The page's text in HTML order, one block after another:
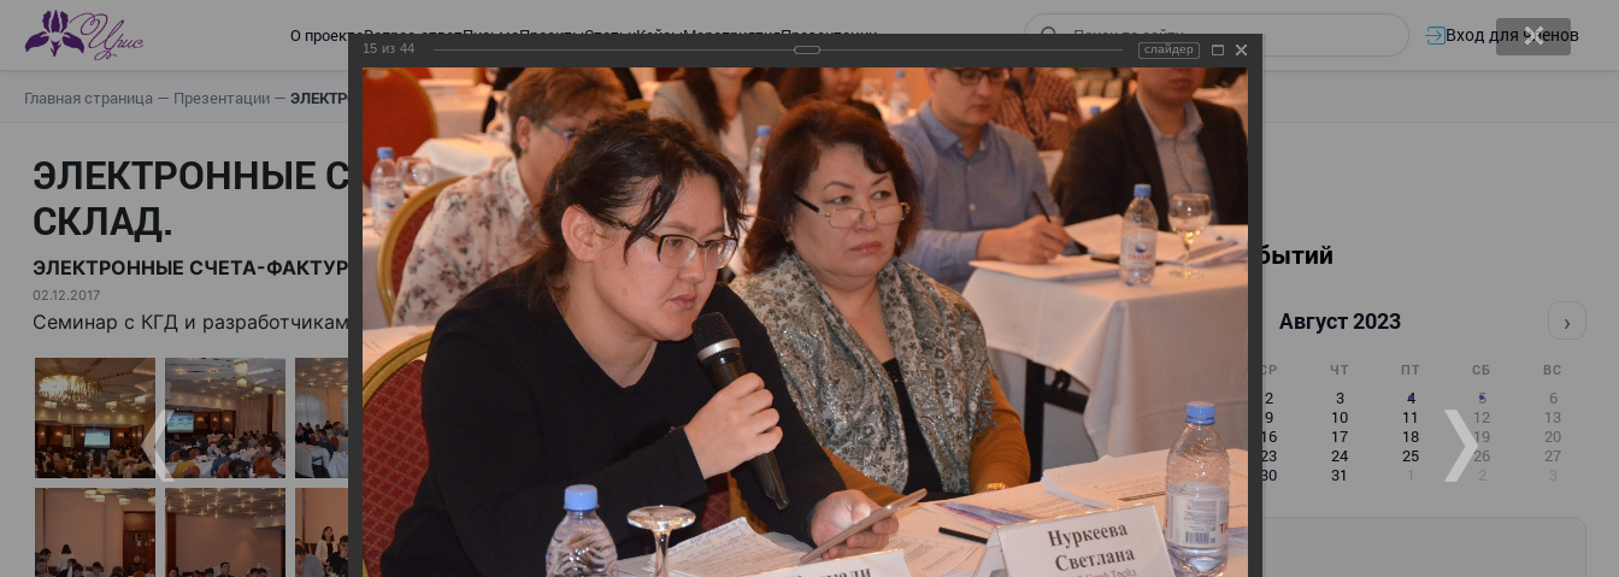
О проектеВопрос-ответПисьмаПроектыСтатьиКейсыМероприятияПрезентации Вход для членов
Главная страница — Презентации — ЭЛЕКТРОННЫЕ СЧЕТА-ФАКТУРЫ. ВИРТУАЛЬНЫЙ СКЛАД.
ЭЛЕКТРОННЫЕ СЧЕТА-ФАКТУРЫ. ВИРТУАЛЬНЫЙ
СКЛАД.
ЭЛЕКТРОННЫЕ СЧЕТА-ФАКТУРЫ. ВИРТУАЛЬНЫЙ СКЛАД.
02.12.2017
Семинар с КГД и разработчиками
Календарь событий
‹ Август 2023 ›
СР ЧТ ПТ СБ ВС
1 2 3 4 5
6
8 9 10 11 12
13
15 16 17 18 19
20
21
22 23 24 25 26
27
29 30 31 1 2 3
РАССЫЛКА
15 из 44 слайдер